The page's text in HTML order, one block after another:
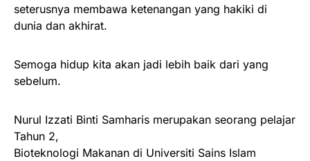
seterusnya membawa ketenangan yang hakiki di
dunia dan akhirat.
Semoga hidup kita akan jadi lebih baik dari yang
sebelum.
Nurul Izzati Binti Samharis merupakan seorang pelajar
Tahun 2,
Bioteknologi Makanan di Universiti Sains Islam